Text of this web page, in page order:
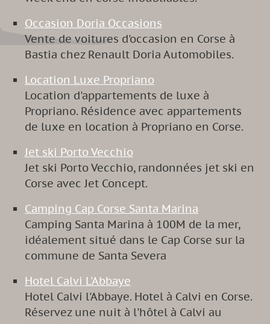
Occasion Doria Occasions
Vente de voitures d'occasion en Corse à
Bastia chez Renault Doria Automobiles.
Location Luxe Propriano
Location d'appartements de luxe à
Propriano. Résidence avec appartements
de luxe en location à Propriano en Corse.
Jet ski Porto Vecchio
Jet ski Porto Vecchio, randonnées jet ski en
Corse avec Jet Concept.
Camping Cap Corse Santa Marina
Camping Santa Marina à 100M de la mer,
idéalement situé dans le Cap Corse sur la
commune de Santa Severa
Hotel Calvi L'Abbaye
Hotel Calvi l'Abbaye. Hotel à Calvi en Corse.
Réservez une nuit à l'hôtel à Calvi au